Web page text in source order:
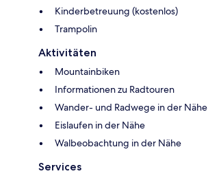
Kinderbetreuung (kostenlos)
Trampolin
Aktivitäten
Mountainbiken
Informationen zu Radtouren
Wander- und Radwege in der Nähe
Eislaufen in der Nähe
Walbeobachtung in der Nähe
Services